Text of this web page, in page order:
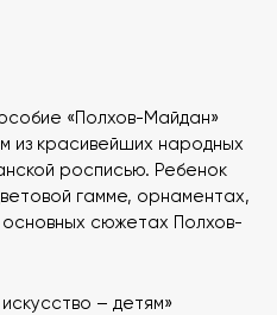
«Полхов-Майдан»
из красивейших народных
росписью. Ребенок
гамме, орнаментах,
сюжетах Полхов-
– детям»